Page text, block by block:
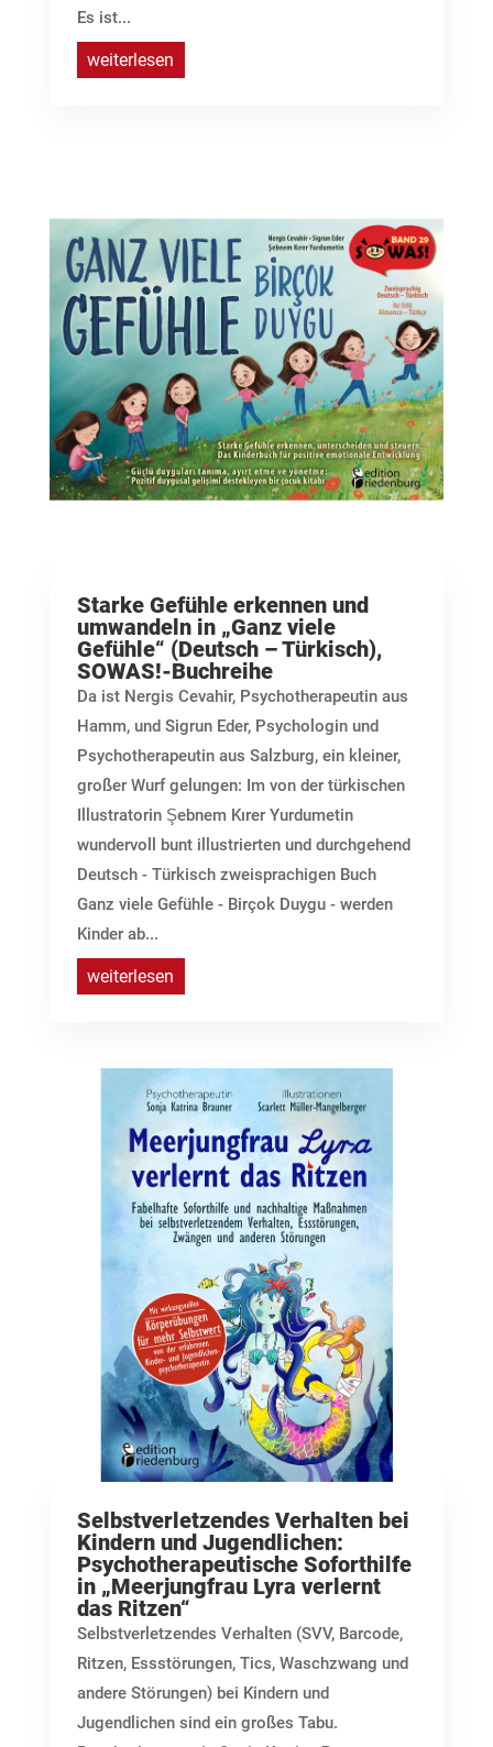
Es ist...
weiterlesen
Starke Gefühle erkennen und
umwandeln in „Ganz viele
Gefühle“ (Deutsch – Türkisch),
SOWAS!-Buchreihe
Da ist Nergis Cevahir, Psychotherapeutin aus
Hamm, und Sigrun Eder, Psychologin und
Psychotherapeutin aus Salzburg, ein kleiner,
großer Wurf gelungen: Im von der türkischen
Illustratorin Şebnem Kırer Yurdumetin
wundervoll bunt illustrierten und durchgehend
Deutsch - Türkisch zweisprachigen Buch
Ganz viele Gefühle - Birçok Duygu - werden
Kinder ab...
weiterlesen
Selbstverletzendes Verhalten bei
Kindern und Jugendlichen:
Psychotherapeutische Soforthilfe
in „Meerjungfrau Lyra verlernt
das Ritzen“
Selbstverletzendes Verhalten (SVV, Barcode,
Ritzen, Essstörungen, Tics, Waschzwang und
andere Störungen) bei Kindern und
Jugendlichen sind ein großes Tabu.